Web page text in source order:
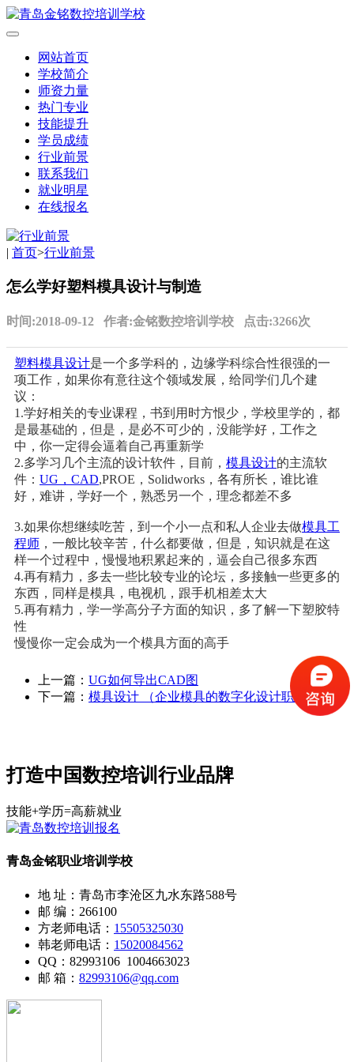
网站首页
学校简介
师资力量
热门专业
技能提升
学员成绩
行业前景
联系我们
就业明星
在线报名
| 首页>行业前景
怎么学好塑料模具设计与制造
时间:2018-09-12 作者:金铭数控培训学校 点击:3266次
塑料模具设计是一个多学科的，边缘学科综合性很强的一
项工作，如果你有意往这个领域发展，给同学们几个建
议：
1.学好相关的专业课程，书到用时方恨少，学校里学的，都
是最基础的，但是，是必不可少的，没能学好，工作之
中，你一定得会逼着自己再重新学
2.多学习几个主流的设计软件，目前， 模具设计的主流软
件： UG，CAD,PROE，Solidworks，各有所长，谁比谁
好，难讲，学好一个，熟悉另一个，理念都差不多
3.如果你想继续吃苦，到一个小一点和私人企业去做模具工
程师 ，一般比较辛苦，什么都要做，但是，知识就是在这
样一个过程中，慢慢地积累起来的，逼会自己很多东西
4.再有精力，多去一些比较专业的论坛，多接触一些更多的
东西，同样是模具，电视机，跟手机相差太大
5.再有精力，学一学高分子方面的知识，多了解一下塑胶特
性
慢慢你一定会成为一个模具方面的高手
上一篇： UG如何导出CAD图
下一篇： 模具设计 （企业模具的数字化设计职业）
打造中国数控培训行业品牌
技能+学历=高薪就业
青岛金铭职业培训学校
地 址：青岛市李沧区九水东路588号
邮 编：266100
方老师电话： 15505325030
韩老师电话： 15020084562
QQ：82993106 1004663023
邮 箱： 82993106@qq.com